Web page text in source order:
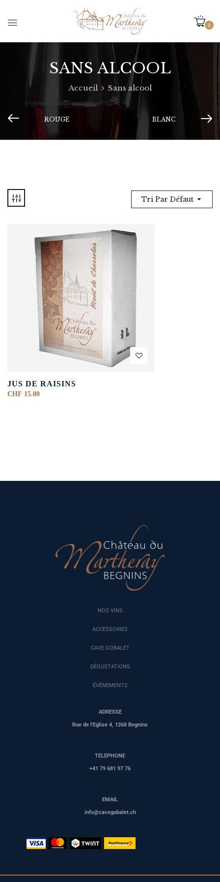
0
SANS ALCOOL
Accueil Sans alcool
ROUGE BLANC
Tri Par Défaut
JUS DE RAISINS
CHF 15.00
NOS VINS
ACCESSOIRES
CAVE GOBALET
DÉGUSTATIONS
ÉVÈNEMENTS
ADRESSE
Rue de l'Eglise 4, 1268 Begnins
TELEPHONE
+41 79 681 97 76
EMAIL
info@cavegobalet.ch